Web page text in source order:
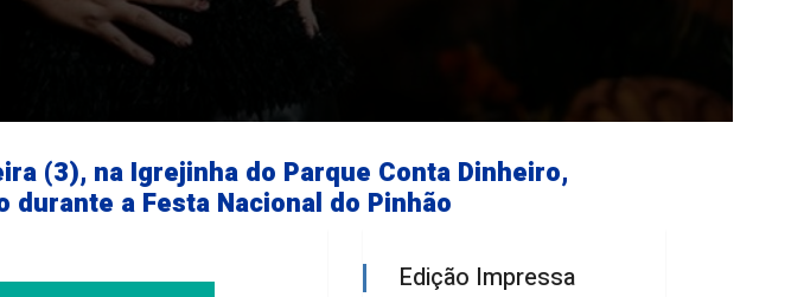
(3), na Igrejinha do Parque Conta Dinheiro,
a Festa Nacional do Pinhão
Edição Impressa